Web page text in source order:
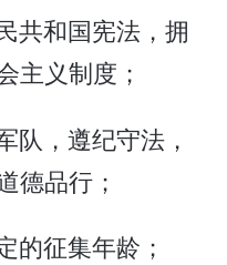
共和国宪法，拥
主义制度；
队，遵纪守法，
德品行；
的征集年龄；